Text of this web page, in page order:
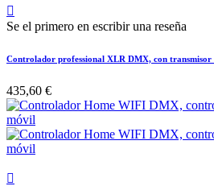

Se el primero en escribir una reseña
Controlador professional XLR DMX, con
435,60 €
